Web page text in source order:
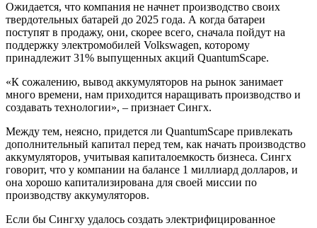
Ожидается, что компания не начнет производство своих
твердотельных батарей до 2025 года. А когда батареи
поступят в продажу, они, скорее всего, сначала пойдут на
поддержку электромобилей Volkswagen, которому
принадлежит 31% выпущенных акций QuantumScape.
«К сожалению, вывод аккумуляторов на рынок занимает
много времени, нам приходится наращивать производство и
создавать технологии», – признает Сингх.
Между тем, неясно, придется ли QuantumScape привлекать
дополнительный капитал перед тем, как начать производство
аккумуляторов, учитывая капиталоемкость бизнеса. Сингх
говорит, что у компании на балансе 1 миллиард долларов, и
она хорошо капитализирована для своей миссии по
производству аккумуляторов.
Если бы Сингху удалось создать электрифицированное